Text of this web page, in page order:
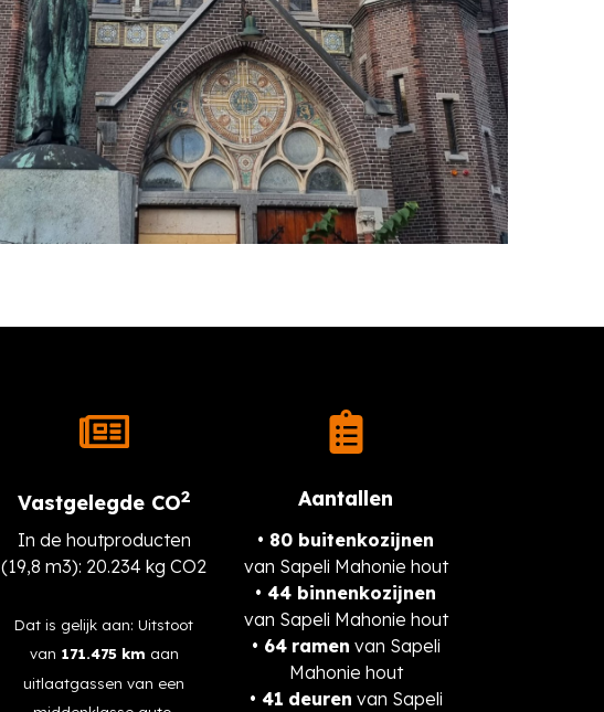
Vastgelegde CO2
In de houtproducten
(19,8 m3): 20.234 kg CO2
Dat is gelijk aan: Uitstoot
van 171.475 km aan
uitlaatgassen van een
Aantallen
• 80 buitenkozijnen
van Sapeli Mahonie hout
• 44 binnenkozijnen
van Sapeli Mahonie hout
• 64 ramen van Sapeli
Mahonie hout
• 41 deuren van Sapeli